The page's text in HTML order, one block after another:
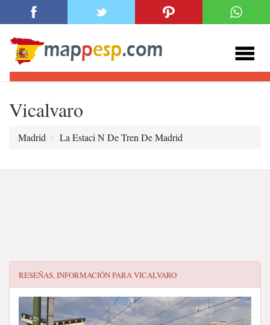
Vicalvaro
Madrid La Estaci N De Tren De Madrid
RESEÑAS, INFORMACIÓN PARAVICALVARO